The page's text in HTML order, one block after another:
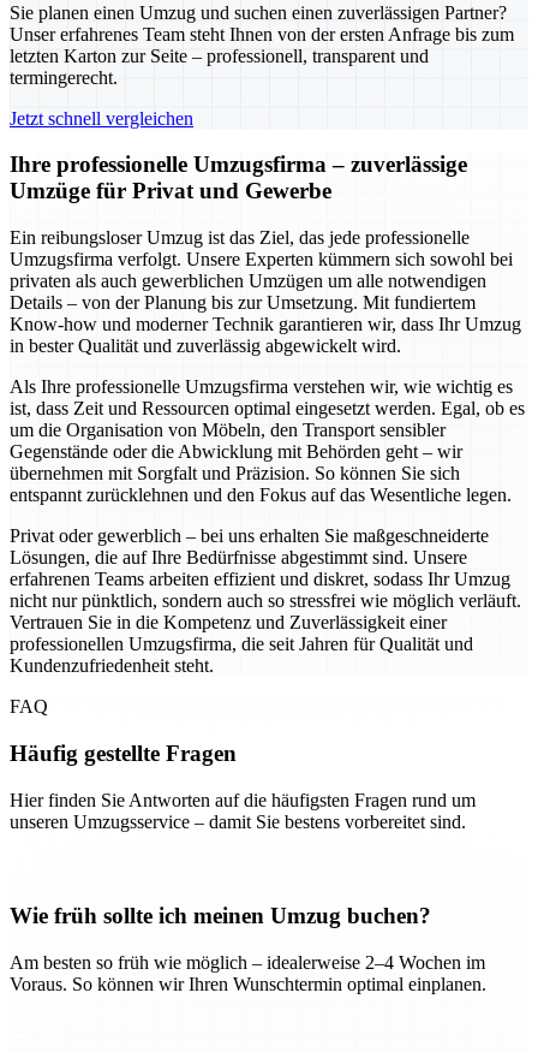
Sie planen einen Umzug und suchen einen zuverlässigen Partner?
Unser erfahrenes Team steht Ihnen von der ersten Anfrage bis zum
letzten Karton zur Seite – professionell, transparent und
termingerecht.
Jetzt schnell vergleichen
Ihre professionelle Umzugsfirma – zuverlässige
Umzüge für Privat und Gewerbe
Ein reibungsloser Umzug ist das Ziel, das jede professionelle
Umzugsfirma verfolgt. Unsere Experten kümmern sich sowohl bei
privaten als auch gewerblichen Umzügen um alle notwendigen
Details – von der Planung bis zur Umsetzung. Mit fundiertem
Know-how und moderner Technik garantieren wir, dass Ihr Umzug
in bester Qualität und zuverlässig abgewickelt wird.
Als Ihre professionelle Umzugsfirma verstehen wir, wie wichtig es
ist, dass Zeit und Ressourcen optimal eingesetzt werden. Egal, ob es
um die Organisation von Möbeln, den Transport sensibler
Gegenstände oder die Abwicklung mit Behörden geht – wir
übernehmen mit Sorgfalt und Präzision. So können Sie sich
entspannt zurücklehnen und den Fokus auf das Wesentliche legen.
Privat oder gewerblich – bei uns erhalten Sie maßgeschneiderte
Lösungen, die auf Ihre Bedürfnisse abgestimmt sind. Unsere
erfahrenen Teams arbeiten effizient und diskret, sodass Ihr Umzug
nicht nur pünktlich, sondern auch so stressfrei wie möglich verläuft.
Vertrauen Sie in die Kompetenz und Zuverlässigkeit einer
professionellen Umzugsfirma, die seit Jahren für Qualität und
Kundenzufriedenheit steht.
FAQ
Häufig gestellte Fragen
Hier finden Sie Antworten auf die häufigsten Fragen rund um
unseren Umzugsservice – damit Sie bestens vorbereitet sind.
Wie früh sollte ich meinen Umzug buchen?
Am besten so früh wie möglich – idealerweise 2–4 Wochen im
Voraus. So können wir Ihren Wunschtermin optimal einplanen.